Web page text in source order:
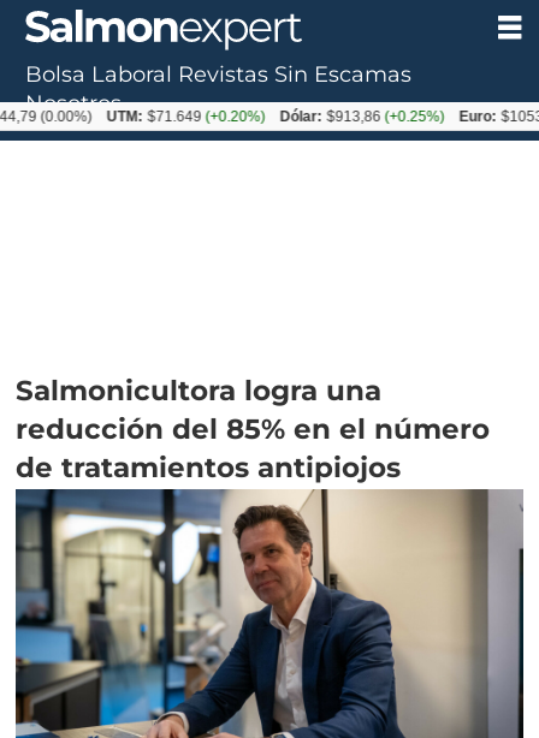
Salmonicultora logra una
reducción del 85% en el número
de tratamientos antipiojos
Bolsa Laboral Revistas Sin Escamas
Nosotros
UTM: $71.649 (+0.20%) Dólar: $913,86 (+0.25%) Euro: $1053,08(-